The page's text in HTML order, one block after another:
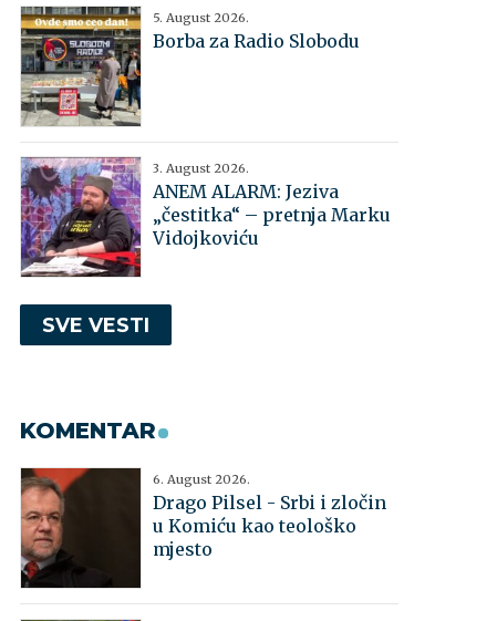
5. August 2026.
Borba za Radio Slobodu
3. August 2026.
ANEM ALARM: Jeziva
„čestitka“ – pretnja Marku
Vidojkoviću
SVE VESTI
KOMENTAR
6. August 2026.
Drago Pilsel - Srbi i zločin
u Komiću kao teološko
mjesto